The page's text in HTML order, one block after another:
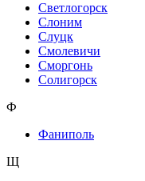
Светлогорск
Слоним
Слуцк
Смолевичи
Сморгонь
Солигорск
Ф
Фаниполь
Щ